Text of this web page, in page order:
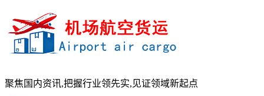
聚焦国内资讯,把握行业领先实,见证领域新起点